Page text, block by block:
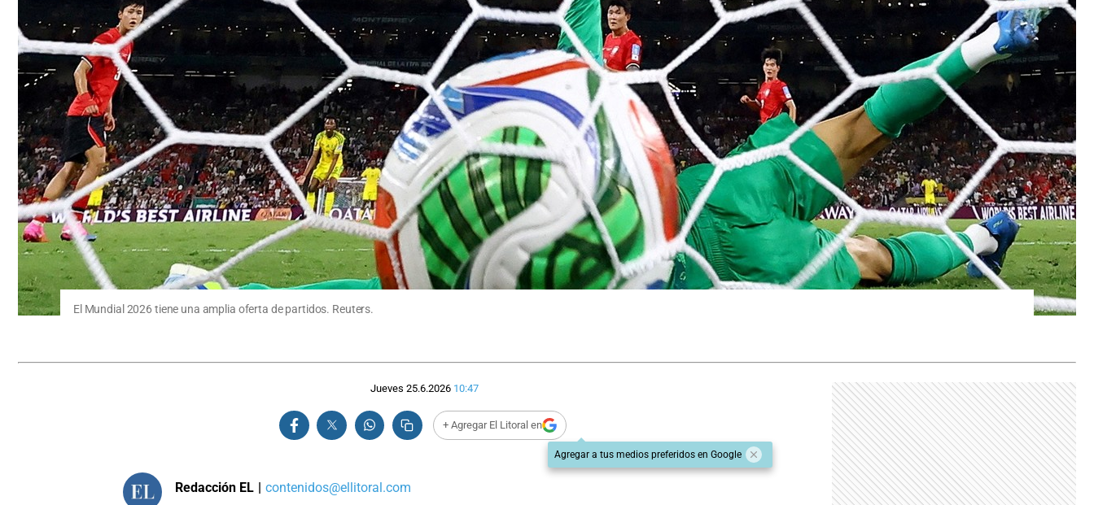
El Mundial 2026 tiene una amplia oferta de partidos. Reuters.
Jueves 25.6.2026 10:47
+ Agregar El Litoral en
Agregar a tus medios preferidos en Google
Redacción EL | contenidos@ellitoral.com